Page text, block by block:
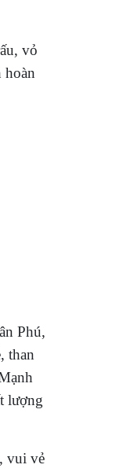
vỏ
hoàn
Phú,
than
lượng
vui vẻ